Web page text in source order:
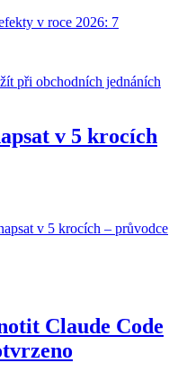
v roce 2026: 7
v 5 krocích
v 5 krocích – průvodce
Claude Code